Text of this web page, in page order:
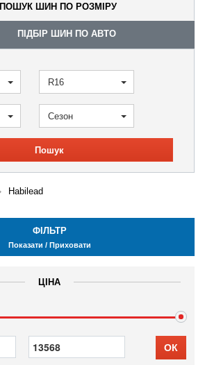
ПОШУК ШИН ПО РОЗМІРУ
ПІДБІР ШИН ПО АВТО
R16
Сезон
Пошук
Habilead
ФІЛЬТР
Показати / Приховати
ЦІНА
ОК